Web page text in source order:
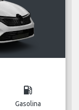
local_gas_station
Gasolina